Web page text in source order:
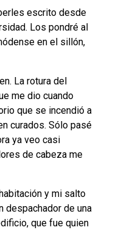
escrito desde
Los pondré al
en el sillón,
La rotura del
me dio cuando
que se incendió a
curados. Sólo pasé
ya veo casi
de cabeza me
y mi salto
despachador de una
que fue quien